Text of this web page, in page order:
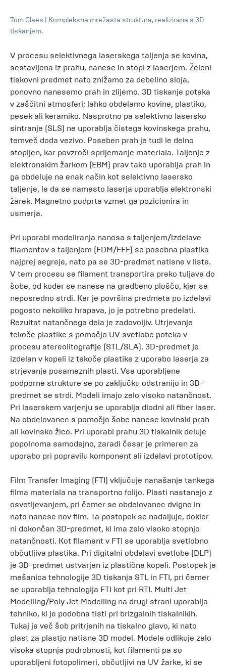
Tom Claes
Kompleksna mrežasta struktura, realizirana s 3D
tiskanjem.
V procesu selektivnega laserskega taljenja se kovina,
sestavljena iz prahu, nanese in stopi z laserjem. Želeni
tiskovni predmet nato znižamo za debelino sloja,
ponovno nanesemo prah in zlijemo. 3D tiskanje poteka
v zaščitni atmosferi; lahko obdelamo kovine, plastiko,
pesek ali keramiko. Nasprotno pa selektivno lasersko
sintranje (SLS) ne uporablja čistega kovinskega prahu,
temveč doda vezivo. Poseben prah je tudi le delno
stopljen, kar povzroči sprijemanje materiala. Taljenje z
elektronskim žarkom (EBM) prav tako uporablja prah in
ga obdeluje na enak način kot selektivno lasersko
taljenje, le da se namesto laserja uporablja elektronski
žarek. Magnetno podprta vzmet ga pozicionira in
usmerja.
Pri uporabi modeliranja nanosa s taljenjem/izdelave
filamentov s taljenjem (FDM/FFF) se posebna plastika
najprej segreje, nato pa se 3D-predmet natisne v liste.
V tem procesu se filament transportira preko tuljave do
šobe, od koder se nanese na gradbeno ploščo, kjer se
neposredno strdi. Ker je površina predmeta po izdelavi
pogosto nekoliko hrapava, jo je potrebno predelati.
Rezultat natančnega dela je zadovoljiv. Utrjevanje
tekoče plastike s pomočjo UV svetlobe poteka v
procesu stereolitografije (STL/SLA). 3D-predmet je
izdelan v kopeli iz tekoče plastike z uporabo laserja za
strjevanje posameznih plasti. Vse uporabljene
podporne strukture se po zaključku odstranijo in 3D-
predmet se strdi. Modeli imajo zelo visoko natančnost.
Pri laserskem varjenju se uporablja diodni ali fiber laser.
Na obdelovanec s pomočjo šobe nanese kovinski prah
ali kovinsko žico. Pri uporabi prahu 3D tiskalnik deluje
popolnoma samodejno, zaradi česar je primeren za
uporabo pri popravilu komponent ali izdelavi prototipov.
Film Transfer Imaging (FTI) vključuje nanašanje tankega
filma materiala na transportno folijo. Plasti nastanejo z
osvetljevanjem, pri čemer se obdelovanec dvigne in
nato nanese nov film. Ta postopek se nadaljuje, dokler
ni dokončan 3D-predmet, ki ima zelo visoko stopnjo
natančnosti. Kot filament v FTI se uporablja svetlobno
občutljiva plastika. Pri digitalni obdelavi svetlobe (DLP)
je 3D-predmet ustvarjen iz plastične kopeli. Postopek je
mešanica tehnologije 3D tiskanja STL in FTI, pri čemer
se uporablja tehnologija FTI kot pri RTI. Multi Jet
Modelling/Poly Jet Modelling na drugi strani uporablja
tehniko, ki je podobna tisti pri brizgalnih tiskalnikih.
Tukaj je več šob pritrjenih na tiskalno glavo, ki nato
plast za plastjo natisne 3D model. Modele odlikuje zelo
visoka stopnja podrobnosti, kot filamenti pa so
uporabljeni fotopolimeri, občutljivi na UV žarke, ki se